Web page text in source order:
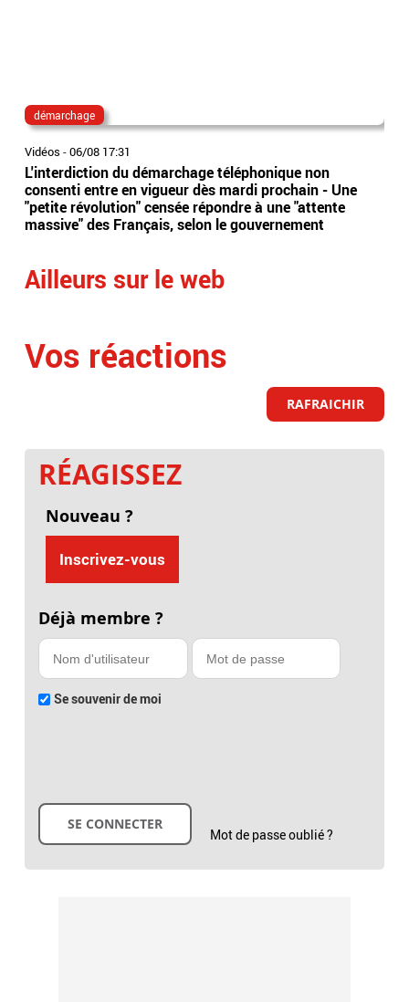
démarchage
Vidéos -06/08 17:31
L'interdiction du démarchage téléphonique non
consenti entre en vigueur dès mardi prochain - Une
"petite révolution" censée répondre à une "attente
massive" des Français, selon le gouvernement
Ailleurs sur le web
Vos réactions
RAFRAICHIR
RÉAGISSEZ
Nouveau ?
Inscrivez-vous
Déjà membre ?
Se souvenir de moi
Mot de passe oublié ?